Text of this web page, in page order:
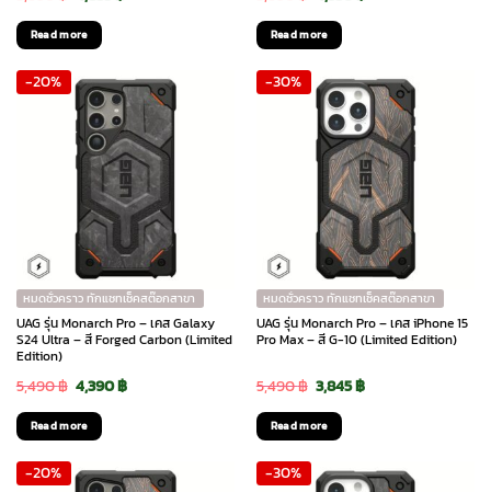
price
was:
5,690 ฿.4,835 ฿.
Read more
price
was:
5,690 ฿.4,550 ฿.
Read more
-20%
หมดชั่วคราว ทักแชทเช็คสต๊อกสาขา
UAG รุ่น Monarch Pro – เคส Galaxy
S24 Ultra – สี Forged Carbon (Limited
Edition)
5,490฿ Original
price
was:
5,490 ฿.
4,390฿Current
4,390 ฿.
Read more
-30%
หมดชั่วคราว ทักแชทเช็คสต๊อกสาขา
UAG รุ่น Monarch Pro – เคส iPhone 15
Pro Max – สี G-10 (Limited Edition)
5,490฿ Original
price
was:
5,490 ฿.
3,845฿Current
3,845 ฿.
Read more
-20% -30%